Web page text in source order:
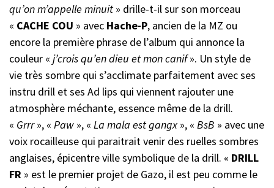
qu’on m’appelle minuit » drille-t-il sur son morceau
« CACHE COU » avec Hache-P, ancien de la MZ ou
encore la première phrase de l’album qui annonce la
couleur « j’crois qu’en dieu et mon canif». Un style de
vie très sombre qui s’acclimate parfaitement avec ses
instru drill et ses Ad lips qui viennent rajouter une
atmosphère méchante, essence même de la drill.
« Grrr», « Paw », « La mala est gangx», « BsB » avec une
voix rocailleuse qui paraitrait venir des ruelles sombres
anglaises, épicentre ville symbolique de la drill. « DRILL
FR » est le premier projet de Gazo, il est peu comme le